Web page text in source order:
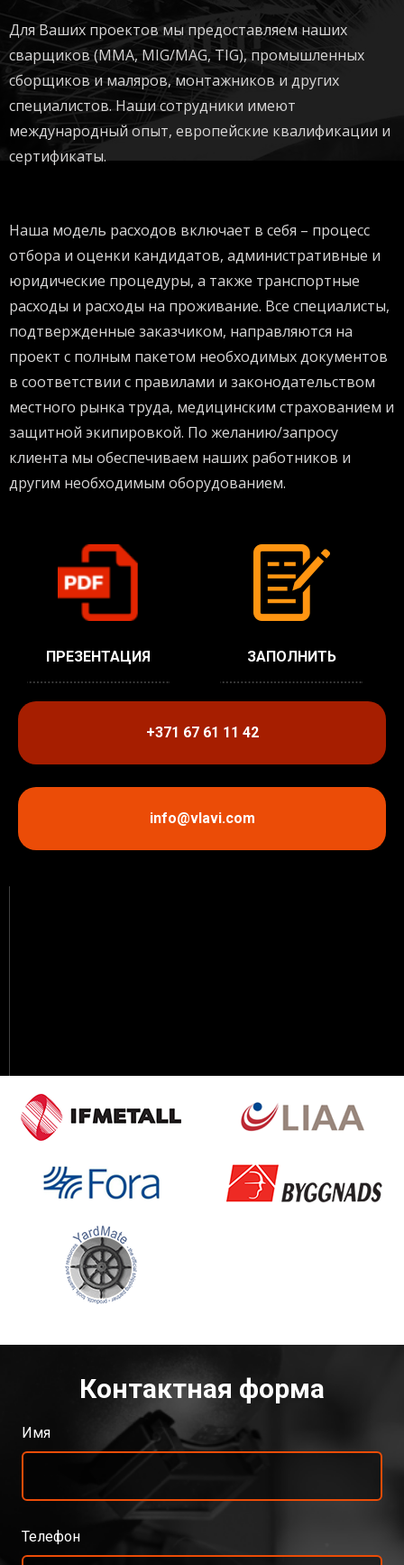
Для Ваших проектов мы предоставляем наших
сварщиков (MMA, MIG/MAG, TIG), промышленных
сборщиков и маляров, монтажников и других
специалистов. Наши сотрудники имеют
международный опыт, европейские квалификации и
сертификаты.
Наша модель расходов включает в себя – процесс
отбора и оценки кандидатов, административные и
юридические процедуры, а также транспортные
расходы и расходы на проживание. Все специалисты,
подтвержденные заказчиком, направляются на
проект с полным пакетом необходимых документов
в соответствии с правилами и законодательством
местного рынка труда, медицинским страхованием и
защитной экипировкой. По желанию/запросу
клиента мы обеспечиваем наших работников и
другим необходимым оборудованием.
+371 67 61 11 42
info@vlavi.com
ПРЕЗЕНТАЦИЯ ЗАПОЛНИТЬ
Контактная форма
Имя
Телефон